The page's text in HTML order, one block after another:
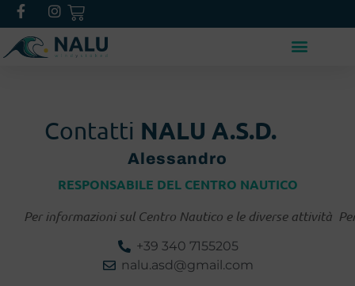
Contatti NALU A.S.D.
Alessandro
RESPONSABILE DEL CENTRO NAUTICO
Per informazioni sul Centro Nautico e le diverse attività
+39 340 7155205
nalu.asd@gmail.com